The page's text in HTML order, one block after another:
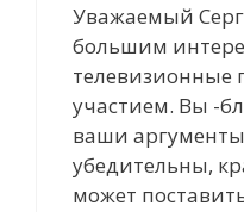
Уважаемый
большим
телевизионные
участием. Вы -
ваши аргументы
убедительны,
может